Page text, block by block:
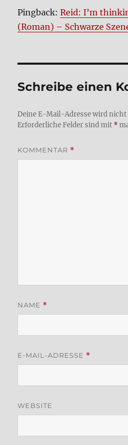
Pingback:Reid: I’m
(Roman) – Schwarze
Schreibe einen
Deine E-Mail-Adresse wird
Erforderliche Felder sind mit *
KOMMENTAR *
NAME *
E-MAIL-ADRESSE *
WEBSITE